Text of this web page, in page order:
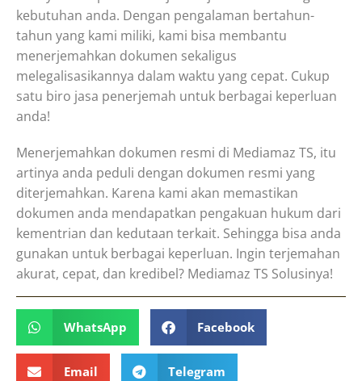
kebutuhan anda. Dengan pengalaman bertahun-
tahun yang kami miliki, kami bisa membantu
menerjemahkan dokumen sekaligus
melegalisasikannya dalam waktu yang cepat. Cukup
satu biro jasa penerjemah untuk berbagai keperluan
anda!
Menerjemahkan dokumen resmi di Mediamaz TS, itu
artinya anda peduli dengan dokumen resmi yang
diterjemahkan. Karena kami akan memastikan
dokumen anda mendapatkan pengakuan hukum dari
kementrian dan kedutaan terkait. Sehingga bisa anda
gunakan untuk berbagai keperluan. Ingin terjemahan
akurat, cepat, dan kredibel? Mediamaz TS Solusinya!
WhatsApp Facebook
Email Telegram